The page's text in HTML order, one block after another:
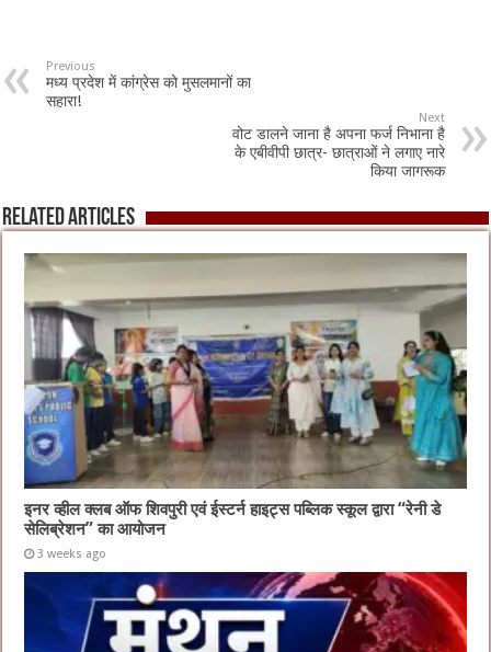
Previous
मध्य प्रदेश में कांग्रेस को मुसलमानों का
सहारा!
Next
वोट डालने जाना है अपना फर्ज निभाना है
के एबीवीपी छात्र- छात्राओं ने लगाए नारे
किया जागरूक
Related Articles
इनर व्हील क्लब ऑफ शिवपुरी एवं ईस्टर्न हाइट्स पब्लिक स्कूल द्वारा “रेनी डे
सेलिब्रेशन” का आयोजन
3 weeks ago